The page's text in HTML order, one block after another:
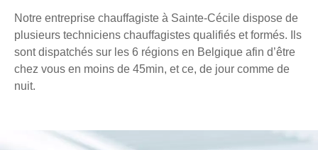
Notre entreprise chauffagiste à Sainte-Cécile dispose de
plusieurs techniciens chauffagistes qualifiés et formés. Ils
sont dispatchés sur les 6 régions en Belgique afin d’être
chez vous en moins de 45min, et ce, de jour comme de
nuit.